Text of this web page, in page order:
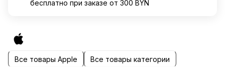
бесплатно при заказе от 300 BYN
Все товары Apple Все товары категории